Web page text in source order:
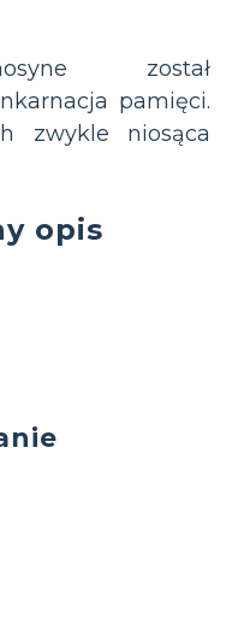
został
pamięci.
zwykle niosąca
opis